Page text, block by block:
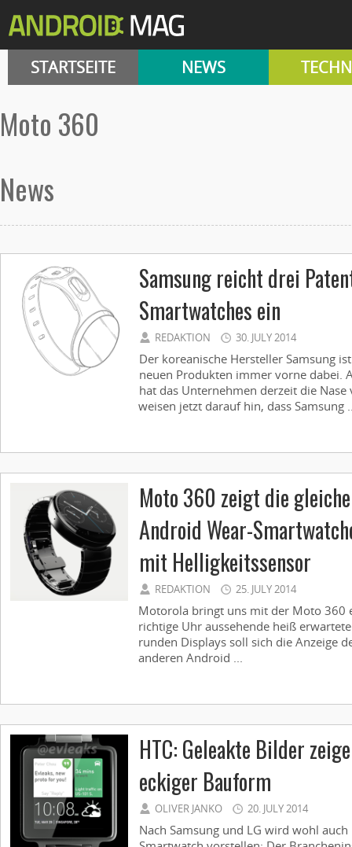
STARTSEITE NEWS
Moto 360
News
Samsung reicht drei
Smartwatches ein
REDAKTION 30. JULY 2014
Der koreanische Hersteller Samsung
neuen Produkten immer vorne dabei.
hat das Unternehmen derzeit die
weisen jetzt darauf hin, dass Samsung
Moto 360 zeigt die
Android Wear-
mit Helligkeitssensor
REDAKTION 25. JULY 2014
Motorola bringt uns mit der Moto 360
richtige Uhr aussehende heiß
runden Displays soll sich die Anzeige
anderen Android ...
HTC: Geleakte Bilder
eckiger Bauform
OLIVER JANKO 20. JULY 2014
Nach Samsung und LG wird wohl auch